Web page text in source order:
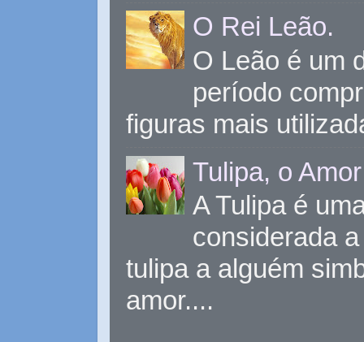
O Rei Leão.
O Leão é um
período
figuras mais
Tulipa, o
A Tulipa é
considerada
tulipa a alguém
amor....